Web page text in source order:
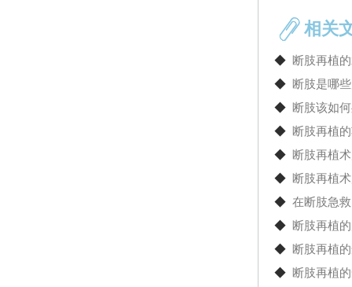
相关
◆
断肢再植
◆
断肢是哪
◆
断肢该如
◆
断肢再植
◆
断肢再植
◆
断肢再植
◆ 在断肢急
◆
断肢再植
◆
断肢再植
◆
断肢再植